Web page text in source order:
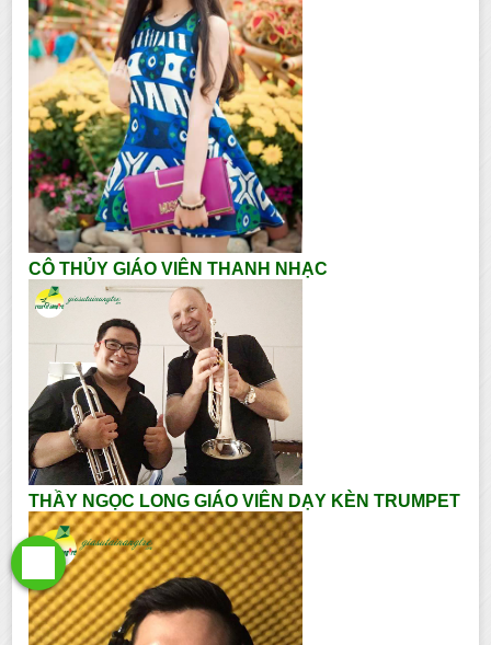
CÔ THỦY GIÁO VIÊN THANH NHẠC
THẦY NGỌC LONG GIÁO VIÊN DẠY KÈN TRUMPET